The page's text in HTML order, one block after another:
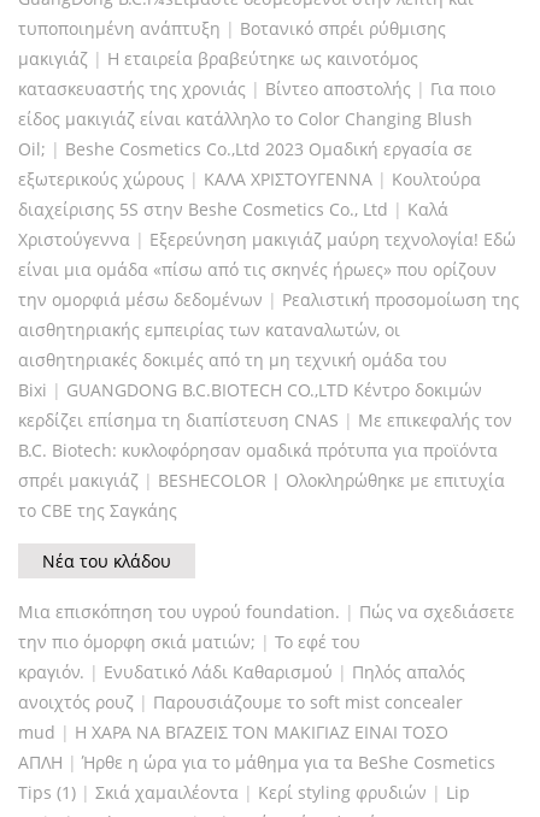
τυποποιημένη ανάπτυξη | Βοτανικό σπρέι ρύθμισης
μακιγιάζ | Η εταιρεία βραβεύτηκε ως καινοτόμος
κατασκευαστής της χρονιάς | Βίντεο αποστολής | Για ποιο
είδος μακιγιάζ είναι κατάλληλο το Color Changing Blush
Oil; | Beshe Cosmetics Co.,Ltd 2023 Ομαδική εργασία σε
εξωτερικούς χώρους | ΚΑΛΑ ΧΡΙΣΤΟΥΓΕΝΝΑ | Κουλτούρα
διαχείρισης 5S στην Beshe Cosmetics Co., Ltd | Καλά
Χριστούγεννα | Εξερεύνηση μακιγιάζ μαύρη τεχνολογία! Εδώ
είναι μια ομάδα «πίσω από τις σκηνές ήρωες» που ορίζουν
την ομορφιά μέσω δεδομένων | Ρεαλιστική προσομοίωση της
αισθητηριακής εμπειρίας των καταναλωτών, οι
αισθητηριακές δοκιμές από τη μη τεχνική ομάδα του
Bixi | GUANGDONG B.C.BIOTECH CO.,LTD Κέντρο δοκιμών
κερδίζει επίσημα τη διαπίστευση CNAS | Με επικεφαλής τον
B.C. Biotech: κυκλοφόρησαν ομαδικά πρότυπα για προϊόντα
σπρέι μακιγιάζ | BESHECOLOR | Ολοκληρώθηκε με επιτυχία
το CBE της Σαγκάης
Νέα του κλάδου
Μια επισκόπηση του υγρού foundation. | Πώς να σχεδιάσετε
την πιο όμορφη σκιά ματιών; | Το εφέ του
κραγιόν. | Ενυδατικό Λάδι Καθαρισμού | Πηλός απαλός
ανοιχτός ρουζ | Παρουσιάζουμε το soft mist concealer
mud | Η ΧΑΡΑ ΝΑ ΒΓΑΖΕΙΣ ΤΟΝ ΜΑΚΙΓΙΑΖ ΕΙΝΑΙ ΤΟΣΟ
ΑΠΛΗ | Ήρθε η ώρα για το μάθημα για τα BeShe Cosmetics
Tips (1) | Σκιά χαμαιλέοντα | Κερί styling φρυδιών | Lip